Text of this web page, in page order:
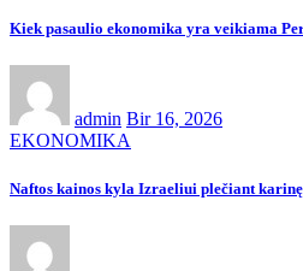
Kiek pasaulio ekonomika yra veikiama
admin Bir 16, 2026
EKONOMIKA
Naftos kainos kyla Izraeliui plečiant